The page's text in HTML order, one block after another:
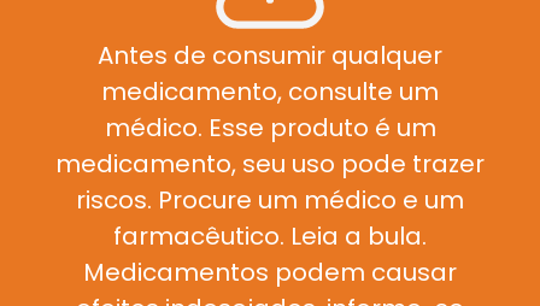
Antes de consumir qualquer
medicamento, consulte um
médico. Esse produto é um
medicamento, seu uso pode trazer
riscos. Procure um médico e um
farmacêutico. Leia a bula.
Medicamentos podem causar